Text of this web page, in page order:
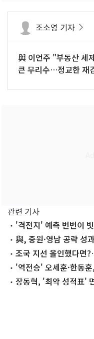
조소영 기자
與 이언주 "부동산 세
큰 무리수…정교한 재
관련 기사
'격전지' 예측 번번이
할 때"
與, 중원·영남 공략 성
마지노선 수성
조국 지선 올인했다면
곳 석패
'역전승' 오세훈·한동
타격 불가피
장동혁, '최악 성적표'